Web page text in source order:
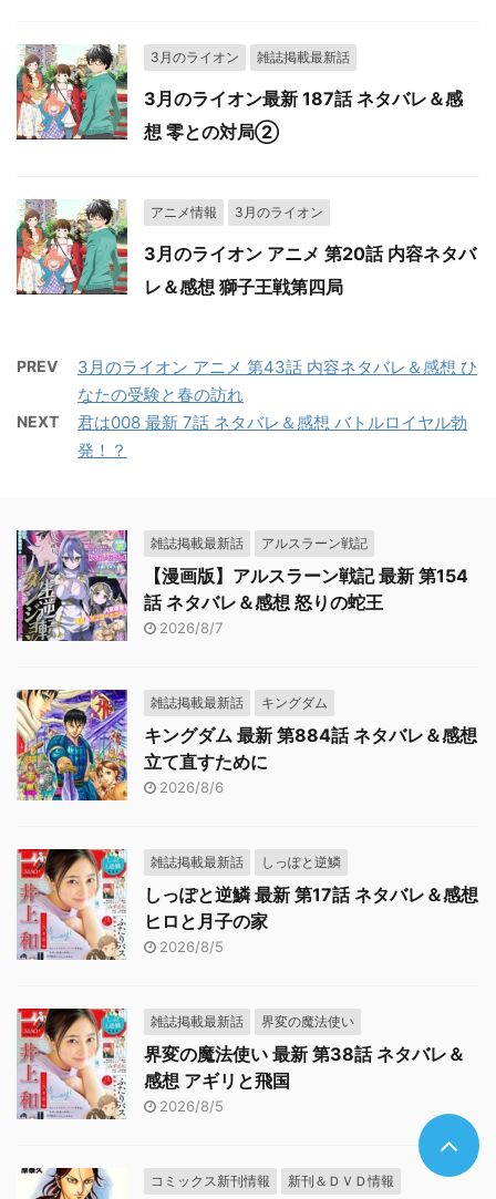
3月のライオン 雑誌掲載最新話
3月のライオン最新 187話 ネタバレ＆感
想 零との対局②
アニメ情報 3月のライオン
3月のライオン アニメ 第20話 内容ネタバ
レ＆感想 獅子王戦第四局
PREV
3月のライオン アニメ 第43話 内容ネタバレ＆感想 ひ
なたの受験と春の訪れ
NEXT
君は008 最新 7話 ネタバレ＆感想 バトルロイヤル勃
発！？
雑誌掲載最新話 アルスラーン戦記
【漫画版】アルスラーン戦記 最新 第154
話 ネタバレ＆感想 怒りの蛇王
2026/8/7
雑誌掲載最新話 キングダム
キングダム 最新 第884話 ネタバレ＆感想
立て直すために
2026/8/6
雑誌掲載最新話 しっぽと逆鱗
しっぽと逆鱗 最新 第17話 ネタバレ＆感想
ヒロと月子の家
2026/8/5
雑誌掲載最新話 界変の魔法使い
界変の魔法使い 最新 第38話 ネタバレ＆
感想 アギリと飛国
2026/8/5
コミックス新刊情報 新刊＆ＤＶＤ情報